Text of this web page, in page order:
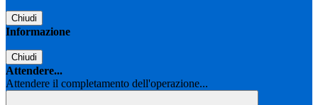
Chiudi
Informazione
Chiudi
Attendere...
Attendere il completamento dell'operazione...